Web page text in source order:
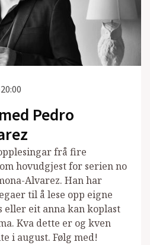
Pedro
frå fire
hovudgjest for serien no
Alvarez. Han har
til å lese opp eigne
eller eit anna kan koplast
Kva dette er og kven
i august. Følg med!